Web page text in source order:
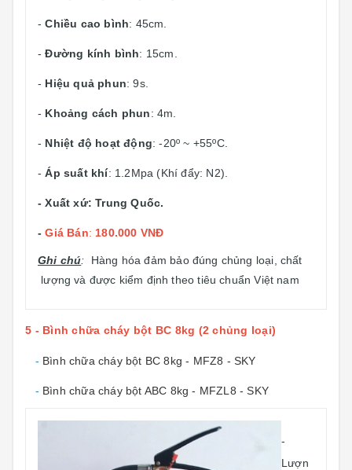
-Chiều cao bình: 45cm.
-Đường kính bình: 15cm.
- Hiệu quả phun: 9s.
- Khoảng cách phun: 4m.
- Nhiệt độ hoạt động: -20º ~ +55ºC.
-Áp suất khí: 1.2Mpa (Khí đẩy: N2).
- Xuất xứ: Trung Quốc.
-Giá Bán: 180.000 VNĐ
Ghi chú: Hàng hóa đảm bảo đúng chủng loại, chất
lượng và được kiểm định theo tiêu chuẩn Việt nam
5 - Bình chữa cháy bột BC 8kg (2 chủng loại)
- Bình chữa cháy bột BC 8kg - MFZ8 - SKY
- Bình chữa cháy bột ABC 8kg - MFZL8 - SKY
-
Lượn